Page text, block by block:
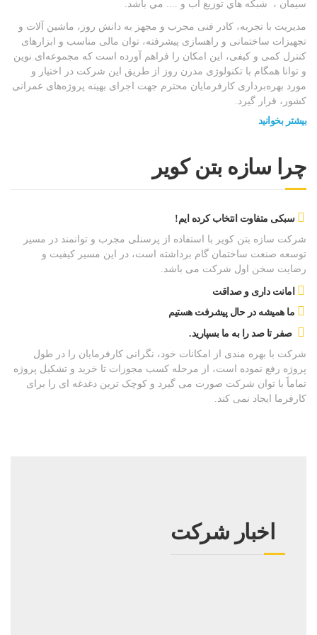
چرا سازه بتن کویر
سبکی متفاوت انتخاب کرده ایم!
شرکت سازه بتن کویر با استفاده از پرسنلی مجرب و توانمند در مسیر
توسعه صنعت ساختمان گام برداشته است، در این مسیر کیفیت و
رضایت سخن اول شرکت می باشد.
امانت داری و صداقت
ما همیشه در حال پیشرفت هستیم
صفر تا صد را به ما بسپارید.
شرکت با بهره مندی از امکانات خود، نگرانی کارفرمایان را در طول
پروژه رفع نموده است، از مرحله کسب مجوزات تا خرید و تشکیل پروژه
تماماً با توان شرکت صورت می گیرد و کوچک ترین دغدغه ای را برای
کارفرما ایجاد نمی کند.
سيمان ، شبكه هاي توزيع آب و .... مي باشد.
مديريت با تجربه، كادر فنی مجرب و مجهز به دانش روز، ماشين آلات و
تجهيزات ساختمانی و راهسازی پيشرفته، توان مالی مناسب و ابزارهای
كنترل كمی و كيفی، اين امكان را فراهم آورده است كه مجموعه‌ای نوين
و توانا همگام با تكنولوژی مدرن روز از طريق اين شركت در اختيار و
مورد بهره‌برداری كارفرمايان محترم جهت اجرای بهينه پروژه‌های عمرانی
كشور، قرار گيرد.
بیشتر بخوانید
اخبار شرکت